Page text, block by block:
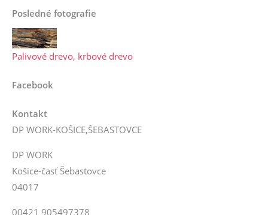
Posledné fotografie
Palivové drevo, krbové drevo
Facebook
Kontakt
DP WORK-KOŠICE,ŠEBASTOVCE
DP WORK
Košice-časť Šebastovce
04017
00421 905497378